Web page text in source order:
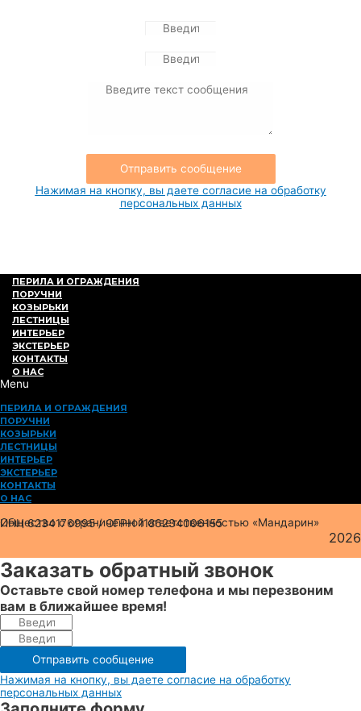
Отправить сообщение
Нажимая на кнопку, вы даете согласие на обработку
персональных данных
ПЕРИЛА И ОГРАЖДЕНИЯ
ПОРУЧНИ
КОЗЫРЬКИ
ЛЕСТНИЦЫ
ИНТЕРЬЕР
ЭКСТЕРЬЕР
КОНТАКТЫ
О НАС
Menu
ПЕРИЛА И ОГРАЖДЕНИЯ
ПОРУЧНИ
КОЗЫРЬКИ
ЛЕСТНИЦЫ
ИНТЕРЬЕР
ЭКСТЕРЬЕР
КОНТАКТЫ
О НАС
Общество с ограниченной ответственностью «Мандарин»
ИНН 6234176995 / ОГРН 1186234006155
2026
Заказать обратный звонок
Оставьте свой номер телефона и мы перезвоним
вам в ближайшее время!
Отправить сообщение
Нажимая на кнопку, вы даете согласие на обработку
персональных данных